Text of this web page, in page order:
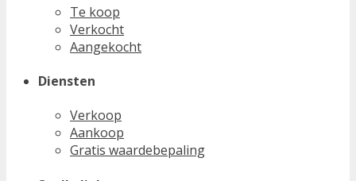
Te koop
Verkocht
Aangekocht
Diensten
Verkoop
Aankoop
Gratis waardebepaling